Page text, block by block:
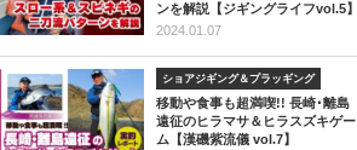
ンを解説【ジギングライフvol.5】
2024.01.07
ショアジギング＆プラッギング
移動や食事も超満喫!! 長崎･離島
遠征のヒラマサ＆ヒラスズキゲー
ム【漢磯紫流儀 vol.7】